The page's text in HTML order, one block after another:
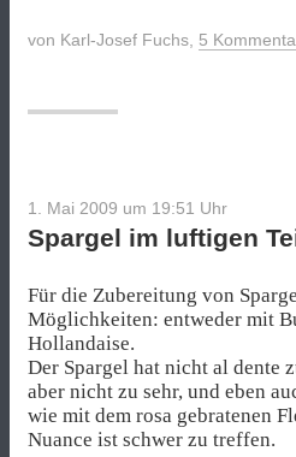
von Karl-Josef Fuchs 5
1. Mai 2009 um 19:51 Uhr
Spargel im luftigen
Für die Zubereitung von
Möglichkeiten: entweder mit
Hollandaise.
Der Spargel hat nicht al dente
aber nicht zu sehr, und eben
wie mit dem rosa gebratenen
Nuance ist schwer zu treffen.